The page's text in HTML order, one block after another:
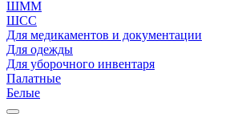
ШММ
ШСС
Для медикаментов и документации
Для одежды
Для уборочного инвентаря
Палатные
Белые